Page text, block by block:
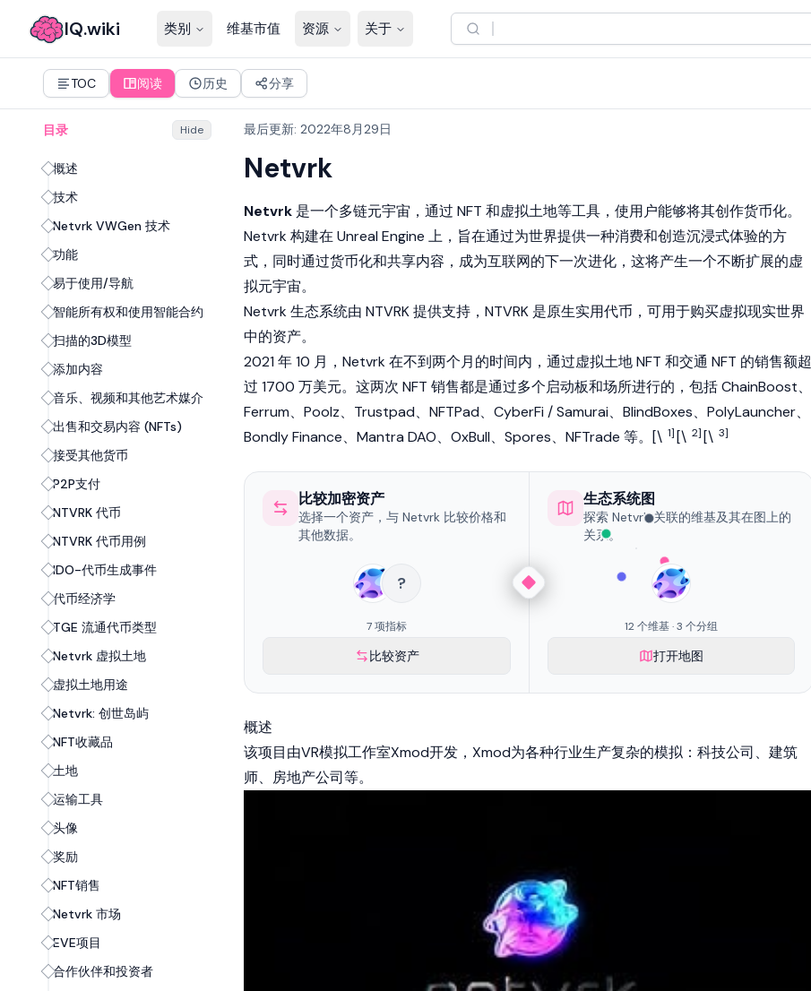
IQ.wiki 类别 维基市值 资源 关于
TOC 阅读 历史 分享
目录 Hide
概述
技术
Netvrk VWGen 技术
功能
易于使用/导航
智能所有权和使用智能合约
扫描的3D模型
添加内容
音乐、视频和其他艺术媒介
出售和交易内容 (NFTs)
接受其他货币
P2P支付
NTVRK 代币
NTVRK 代币用例
IDO-代币生成事件
代币经济学
TGE 流通代币类型
Netvrk 虚拟土地
虚拟土地用途
Netvrk: 创世岛屿
NFT收藏品
土地
运输工具
头像
奖励
NFT销售
Netvrk 市场
EVE项目
合作伙伴和投资者
最后更新: 2022年8月29日
Netvrk
Netvrk 是一个多链元宇宙，通过 NFT 和虚拟土地等工具，使用户能够将其创作货币化。
Netvrk 构建在 Unreal Engine 上，旨在通过为世界提供一种消费和创造沉浸式体验的方
式，同时通过货币化和共享内容，成为互联网的下一次进化，这将产生一个不断扩展的虚
拟元宇宙。
Netvrk 生态系统由 NTVRK 提供支持，NTVRK 是原生实用代币，可用于购买虚拟现实世界
中的资产。
2021 年 10 月，Netvrk 在不到两个月的时间内，通过虚拟土地 NFT 和交通 NFT 的销售额超
过 1700 万美元。这两次 NFT 销售都是通过多个启动板和场所进行的，包括 ChainBoost、
Ferrum、Poolz、Trustpad、NFTPad、CyberFi / Samurai、BlindBoxes、PolyLauncher、
Bondly Finance、 Mantra DAO、OxBull、Spores、 NFTrade 等。[\ 1] [\ 2] [\ 3]
比较加密资产
选择一个资产，与 Netvrk 比较价格和
其他数据。
?
7 项指标
比较资产
生态系统图
探索 Netvrk 关联的维基及其在图上的
关系。
12 个维基 · 3 个分组
打开地图
概述
该项目由VR模拟工作室Xmod开发，Xmod为各种行业生产复杂的模拟：科技公司、建筑
师、房地产公司等。